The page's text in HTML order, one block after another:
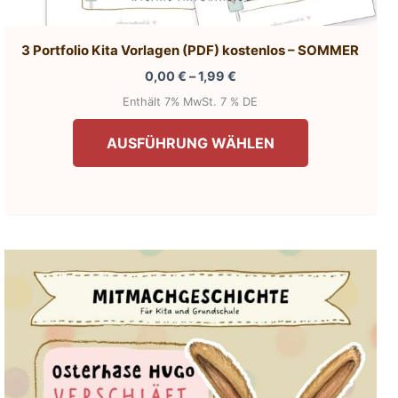
3 Portfolio Kita Vorlagen (PDF) kostenlos – SOMMER
0,00€ –1,99 €Preisspanne:
bis
1,99 €
Enthält 7% MwSt. 7 % DE
AUSFÜHRUNG WÄHLEN
Dieses
auf.
Die
Optionen
können
auf
der